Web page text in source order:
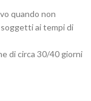
quando non
ai tempi di
di circa 30/40 giorni